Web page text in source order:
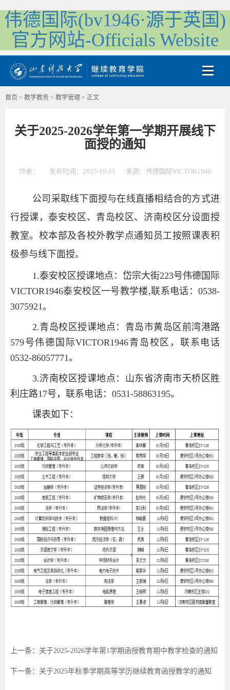
伟德国际(bv1946·源于英国)
官方网站-Officials Website
Toggle
首页 > 教学教务 > 教学管理 > 正文
关于2025-2026学年第一学期开展线下
面授的通知
作者： 发布时间：2025-10-15 来源：伟德国际VICTOR1946
公司采取线下面授与在线直播相结合的方式进
行授课，泰安校区、青岛校区、济南校区分设面授
教室。校本部及各校外教学点通知员工按照课表积
极参与线下面授。
1.泰安校区授课地点：岱宗大街223号伟德国际
VICTOR1946泰安校区一号教学楼,联系电话：0538-
3075921。
2.青岛校区授课地点：青岛市黄岛区前湾港路
579号伟德国际VICTOR1946青岛校区，联系电话
0532-86057771。
3.济南校区授课地点：山东省济南市天桥区胜
利庄路17号，联系电话：0531-58863195。
课表如下：
上一条： 关于2025-2026学年第1学期函授教育期中教学检查的通知
下一条： 关于2025年秋季学期高等学历继续教育函授教学的通知